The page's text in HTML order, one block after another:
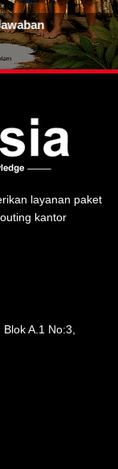
layanan paket
kantor
A.1 No:3,